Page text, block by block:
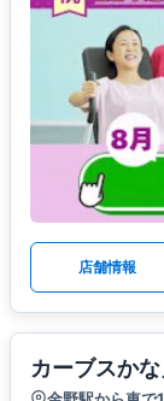
店舗情報
カーブスか